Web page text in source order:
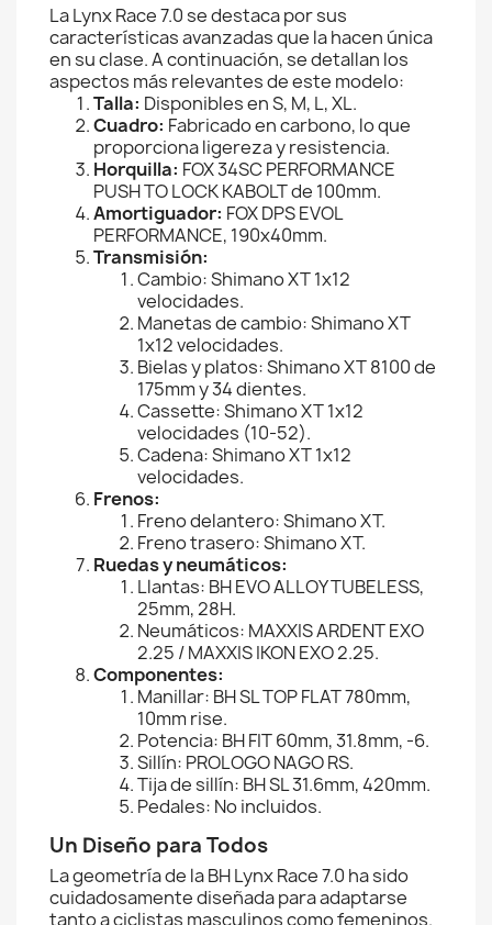
La Lynx Race 7.0 se destaca por sus
características avanzadas que la hacen única
en su clase. A continuación, se detallan los
aspectos más relevantes de este modelo:
Talla: Disponibles en S, M, L, XL.
Cuadro: Fabricado en carbono, lo que
proporciona ligereza y resistencia.
Horquilla: FOX 34SC PERFORMANCE
PUSH TO LOCK KABOLT de 100mm.
Amortiguador: FOX DPS EVOL
PERFORMANCE, 190x40mm.
Transmisión:
Cambio: Shimano XT 1x12
velocidades.
Manetas de cambio: Shimano XT
1x12 velocidades.
Bielas y platos: Shimano XT 8100 de
175mm y 34 dientes.
Cassette: Shimano XT 1x12
velocidades (10-52).
Cadena: Shimano XT 1x12
velocidades.
Frenos:
Freno delantero: Shimano XT.
Freno trasero: Shimano XT.
Ruedas y neumáticos:
Llantas: BH EVO ALLOY TUBELESS,
25mm, 28H.
Neumáticos: MAXXIS ARDENT EXO
2.25 / MAXXIS IKON EXO 2.25.
Componentes:
Manillar: BH SL TOP FLAT 780mm,
10mm rise.
Potencia: BH FIT 60mm, 31.8mm, -6.
Sillín: PROLOGO NAGO RS.
Tija de sillín: BH SL 31.6mm, 420mm.
Pedales: No incluidos.
Un Diseño para Todos
La geometría de la BH Lynx Race 7.0 ha sido
cuidadosamente diseñada para adaptarse
tanto a ciclistas masculinos como femeninos.